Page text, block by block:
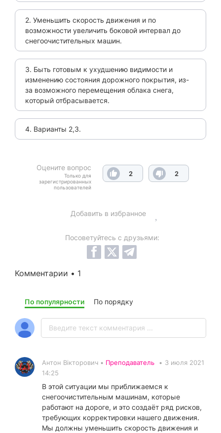
2. Уменьшить скорость движения и по
возможности увеличить боковой интервал до
снегоочистительных машин.
3. Быть готовым к ухудшению видимости и
изменению состояния дорожного покрытия, из-
за возможного перемещения облака снега,
который отбрасывается.
4. Варианты 2,3.
Оцените вопрос
Только для
зарегистрированных
пользователей
2 2
Добавить в избранное
Посоветуйтесь с друзьями:
Комментарии • 1
По популярности По порядку
Антон Вікторович • Преподаватель • 3 июля 2021
14:25
В этой ситуации мы приближаемся к
снегоочистительным машинам, которые
работают на дороге, и это создаёт ряд рисков,
требующих корректировки нашего движения.
Мы должны уменьшить скорость движения и